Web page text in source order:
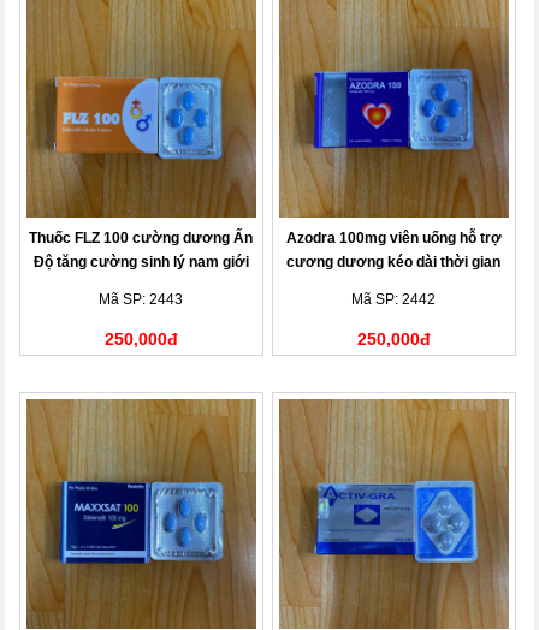
Thuốc FLZ 100 cường dương Ấn
Độ tăng cường sinh lý nam giới
Mã SP: 2443
250,000đ
Azodra 100mg viên uống hỗ trợ
cương dương kéo dài thời gian
Mã SP: 2442
250,000đ